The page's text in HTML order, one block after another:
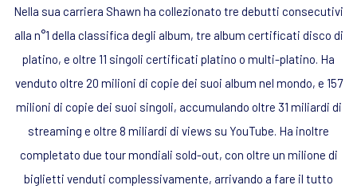
Nella sua carriera Shawn ha collezionato tre debutti consecutivi
alla n°1 della classifica degli album, tre album certificati disco di
platino, e oltre 11 singoli certificati platino o multi-platino. Ha
venduto oltre 20 milioni di copie dei suoi album nel mondo, e 157
milioni di copie dei suoi singoli, accumulando oltre 31 miliardi di
streaming e oltre 8 miliardi di views su YouTube. Ha inoltre
completato due tour mondiali sold-out, con oltre un milione di
biglietti venduti complessivamente, arrivando a fare il tutto